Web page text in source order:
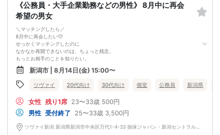
《公務員・大手企業勤務などの男性》 8月中に再会
希望の男女
＼マッチングしたら／
8月中に再会したい♡
せっかくマッチングしたのに
なかなか再開できないのは、ちょっと残念。
もっとお相手のことを知りたい。
お互いに同じお気持ちだから安心できる。
マッチング後はぜひデートのお約束を♡
新潟市 | 8月14日(金) 15:00〜
ツヴァイ 20代向け 30代向け 個室 公務員 新潟県
女性 残り1席 23〜33歳 500円
男性 受付終了 25〜33歳 3,500円